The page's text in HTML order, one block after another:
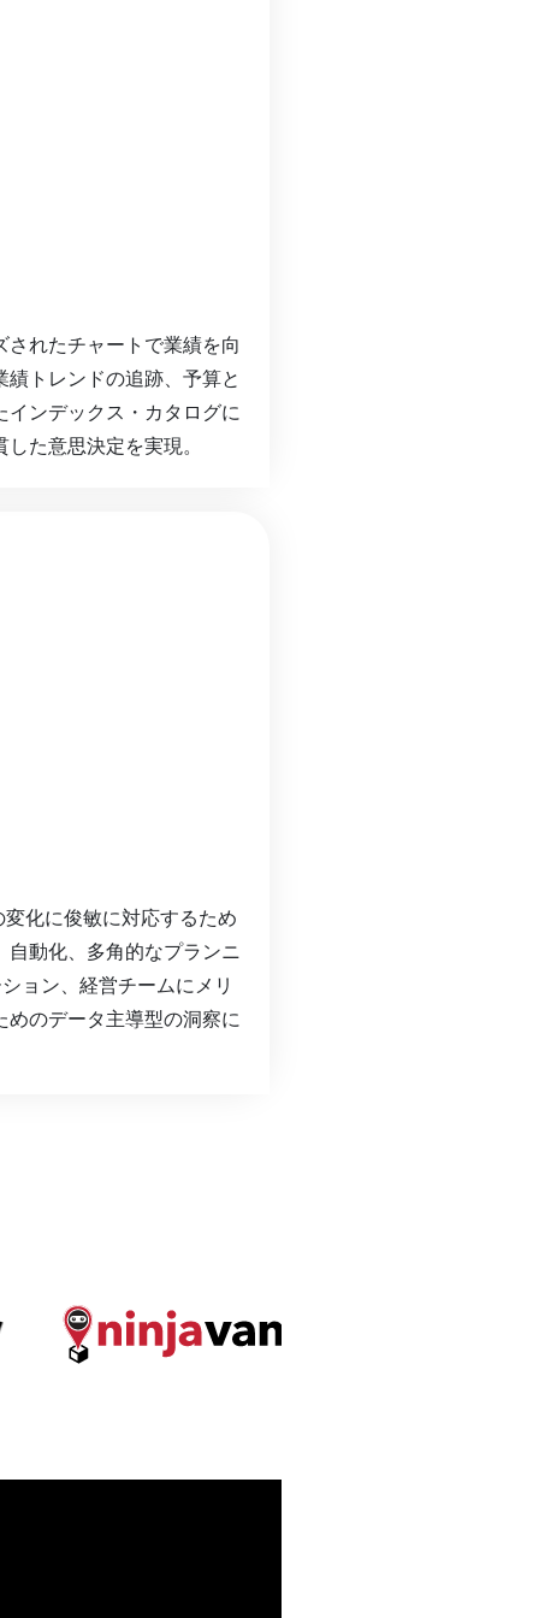
れたチャートで業績を向
トレンドの追跡、予算と
ンデックス・カタログに
た意思決定を実現。
化に俊敏に対応するため
動化、多角的なプランニ
ョン、経営チームにメリ
のデータ主導型の洞察に